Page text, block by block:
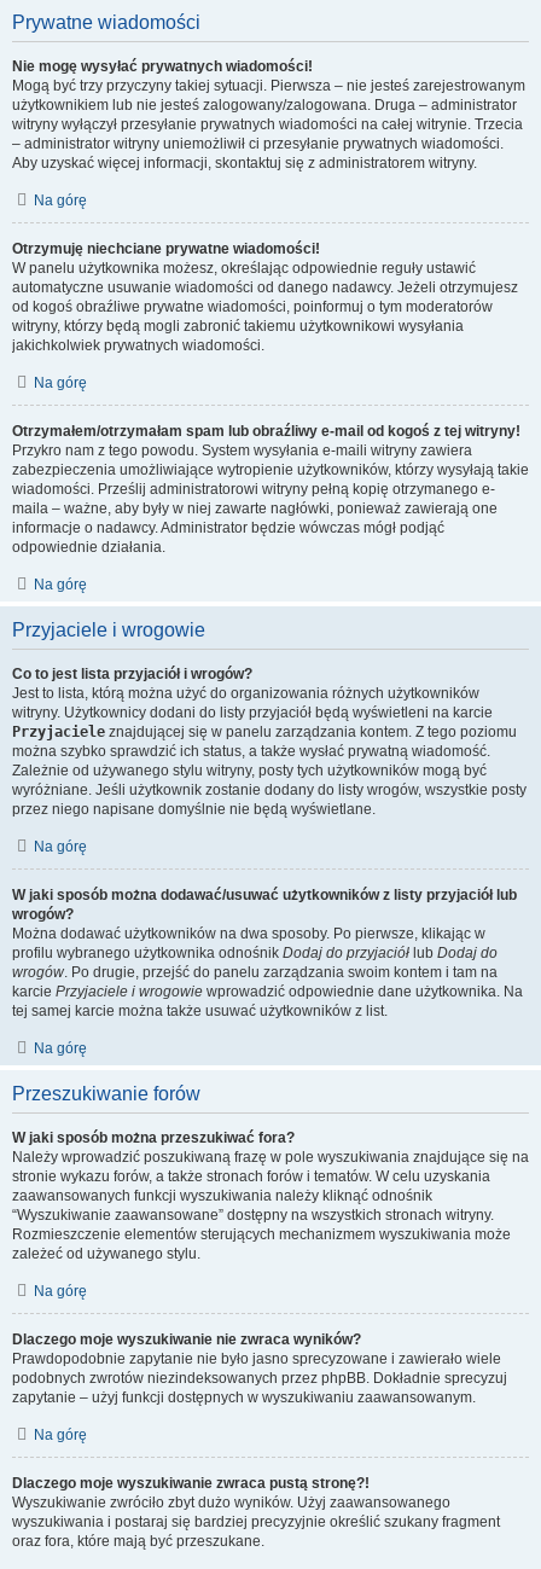
Prywatne wiadomości
Nie mogę wysyłać prywatnych wiadomości!
Mogą być trzy przyczyny takiej sytuacji. Pierwsza – nie jesteś zarejestrowanym
użytkownikiem lub nie jesteś zalogowany/zalogowana. Druga – administrator
witryny wyłączył przesyłanie prywatnych wiadomości na całej witrynie. Trzecia
– administrator witryny uniemożliwił ci przesyłanie prywatnych wiadomości.
Aby uzyskać więcej informacji, skontaktuj się z administratorem witryny.
Na górę
Otrzymuję niechciane prywatne wiadomości!
W panelu użytkownika możesz, określając odpowiednie reguły ustawić
automatyczne usuwanie wiadomości od danego nadawcy. Jeżeli otrzymujesz
od kogoś obraźliwe prywatne wiadomości, poinformuj o tym moderatorów
witryny, którzy będą mogli zabronić takiemu użytkownikowi wysyłania
jakichkolwiek prywatnych wiadomości.
Na górę
Otrzymałem/otrzymałam spam lub obraźliwy e-mail od kogoś z tej witryny!
Przykro nam z tego powodu. System wysyłania e-maili witryny zawiera
zabezpieczenia umożliwiające wytropienie użytkowników, którzy wysyłają takie
wiadomości. Prześlij administratorowi witryny pełną kopię otrzymanego e-
maila – ważne, aby były w niej zawarte nagłówki, ponieważ zawierają one
informacje o nadawcy. Administrator będzie wówczas mógł podjąć
odpowiednie działania.
Na górę
Przyjaciele i wrogowie
Co to jest lista przyjaciół i wrogów?
Jest to lista, którą można użyć do organizowania różnych użytkowników
witryny. Użytkownicy dodani do listy przyjaciół będą wyświetleni na karcie
Przyjaciele znajdującej się w panelu zarządzania kontem. Z tego poziomu
można szybko sprawdzić ich status, a także wysłać prywatną wiadomość.
Zależnie od używanego stylu witryny, posty tych użytkowników mogą być
wyróżniane. Jeśli użytkownik zostanie dodany do listy wrogów, wszystkie posty
przez niego napisane domyślnie nie będą wyświetlane.
Na górę
W jaki sposób można dodawać/usuwać użytkowników z listy przyjaciół lub
wrogów?
Można dodawać użytkowników na dwa sposoby. Po pierwsze, klikając w
profilu wybranego użytkownika odnośnik Dodaj do przyjaciół lub Dodaj do
wrogów. Po drugie, przejść do panelu zarządzania swoim kontem i tam na
karcie Przyjaciele i wrogowie wprowadzić odpowiednie dane użytkownika. Na
tej samej karcie można także usuwać użytkowników z list.
Na górę
Przeszukiwanie forów
W jaki sposób można przeszukiwać fora?
Należy wprowadzić poszukiwaną frazę w pole wyszukiwania znajdujące się na
stronie wykazu forów, a także stronach forów i tematów. W celu uzyskania
zaawansowanych funkcji wyszukiwania należy kliknąć odnośnik
“Wyszukiwanie zaawansowane” dostępny na wszystkich stronach witryny.
Rozmieszczenie elementów sterujących mechanizmem wyszukiwania może
zależeć od używanego stylu.
Na górę
Dlaczego moje wyszukiwanie nie zwraca wyników?
Prawdopodobnie zapytanie nie było jasno sprecyzowane i zawierało wiele
podobnych zwrotów niezindeksowanych przez phpBB. Dokładnie sprecyzuj
zapytanie – użyj funkcji dostępnych w wyszukiwaniu zaawansowanym.
Na górę
Dlaczego moje wyszukiwanie zwraca pustą stronę?!
Wyszukiwanie zwróciło zbyt dużo wyników. Użyj zaawansowanego
wyszukiwania i postaraj się bardziej precyzyjnie określić szukany fragment
oraz fora, które mają być przeszukane.